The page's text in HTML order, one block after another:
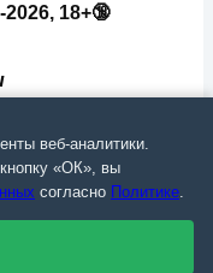
номер: ЭЛ №
18+🔞
веб-аналитики.
«ОК», вы
согласно Политике.